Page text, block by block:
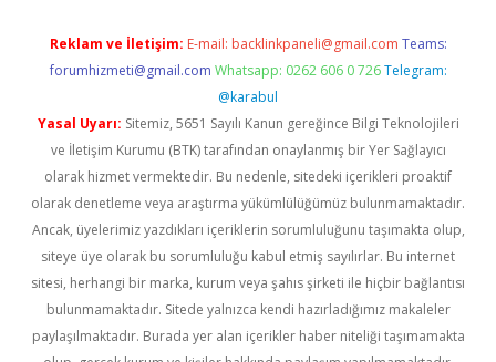
Reklam ve İletişim: E-mail: backlinkpaneli@gmail.com Teams:
forumhizmeti@gmail.com Whatsapp: 0262 606 0 726 Telegram:
@karabul
Yasal Uyarı: Sitemiz, 5651 Sayılı Kanun gereğince Bilgi Teknolojileri
ve İletişim Kurumu (BTK) tarafından onaylanmış bir Yer Sağlayıcı
olarak hizmet vermektedir. Bu nedenle, sitedeki içerikleri proaktif
olarak denetleme veya araştırma yükümlülüğümüz bulunmamaktadır.
Ancak, üyelerimiz yazdıkları içeriklerin sorumluluğunu taşımakta olup,
siteye üye olarak bu sorumluluğu kabul etmiş sayılırlar. Bu internet
sitesi, herhangi bir marka, kurum veya şahıs şirketi ile hiçbir bağlantısı
bulunmamaktadır. Sitede yalnızca kendi hazırladığımız makaleler
paylaşılmaktadır. Burada yer alan içerikler haber niteliği taşımamakta